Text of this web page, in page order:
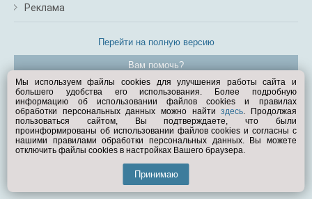
Реклама
Перейти на полную версию
Вам помочь?
© Exist.ru 1998—2026
Мы используем файлы cookies для улучшения работы сайта и
большего удобства его использования. Более подробную
информацию об использовании файлов cookies и правилах
обработки персональных данных можно найтиздесь. Продолжая
пользоваться сайтом, Вы подтверждаете, что были
проинформированы об использовании файлов cookies и согласны с
нашими правилами обработки персональных данных. Вы можете
отключить файлы cookies в настройках Вашего браузера.
Принимаю